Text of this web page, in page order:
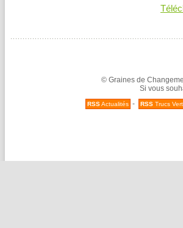
© Graines de
Si vous
RSSActualités - RSS Trucs